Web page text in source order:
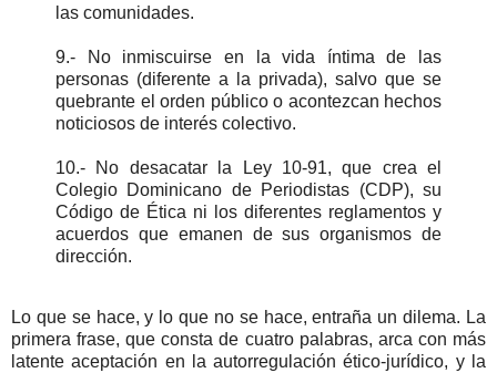
las comunidades.
9.- No inmiscuirse en la vida íntima de las
personas (diferente a la privada), salvo que se
quebrante el orden público o acontezcan hechos
noticiosos de interés colectivo.
10.- No desacatar la Ley 10-91, que crea el
Colegio Dominicano de Periodistas (CDP), su
Código de Ética ni los diferentes reglamentos y
acuerdos que emanen de sus organismos de
dirección.
Lo que se hace, y lo que no se hace, entraña un dilema. La
primera frase, que consta de cuatro palabras, arca con más
latente aceptación en la autorregulación ético-jurídico, y la